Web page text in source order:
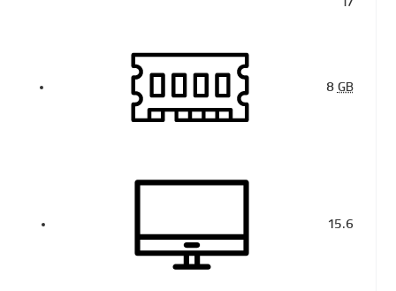
i7
8GB
15.6